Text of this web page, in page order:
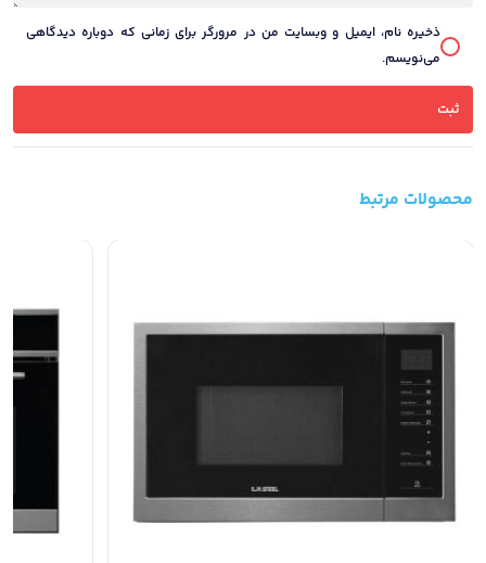
ذخیره نام، ایمیل و وبسایت من در مرورگر برای زمانی که دوباره دیدگاهی
می‌نویسم.
محصولات مرتبط